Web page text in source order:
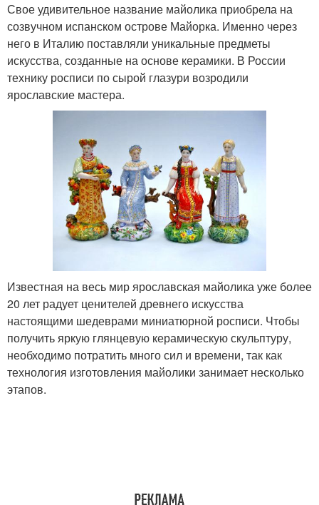
Свое удивительное название майолика приобрела на
созвучном испанском острове Майорка. Именно через
него в Италию поставляли уникальные предметы
искусства, созданные на основе керамики. В России
технику росписи по сырой глазури возродили
ярославские мастера.
Известная на весь мир ярославская майолика уже более
20 лет радует ценителей древнего искусства
настоящими шедеврами миниатюрной росписи. Чтобы
получить яркую глянцевую керамическую скульптуру,
необходимо потратить много сил и времени, так как
технология изготовления майолики занимает несколько
этапов.